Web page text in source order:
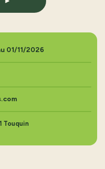
01/11/2026
Touquin